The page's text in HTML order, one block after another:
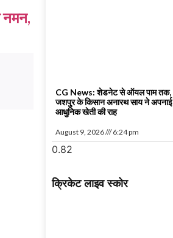
नमन,
CG News: शेडनेट से ऑयल पाम तक,
जशपुर के किसान अनारथ साय ने अपनाई
आधुनिक खेती की राह
August 9, 2026 6:24 pm
क्रिकेट लाइव स्कोर